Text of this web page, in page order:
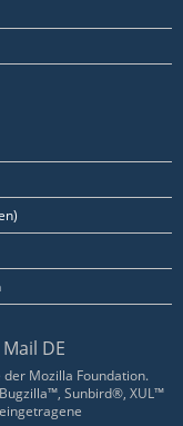
DE
Mozilla Foundation.
Sunbird®, XUL™